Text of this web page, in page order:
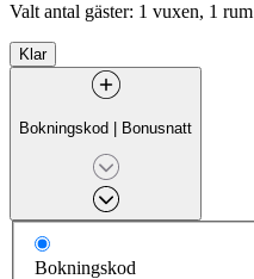
Valt antal gäster: 1 vuxen, 1 rum
Klar
Bokningskod | Bonusnatt
Bokningskod